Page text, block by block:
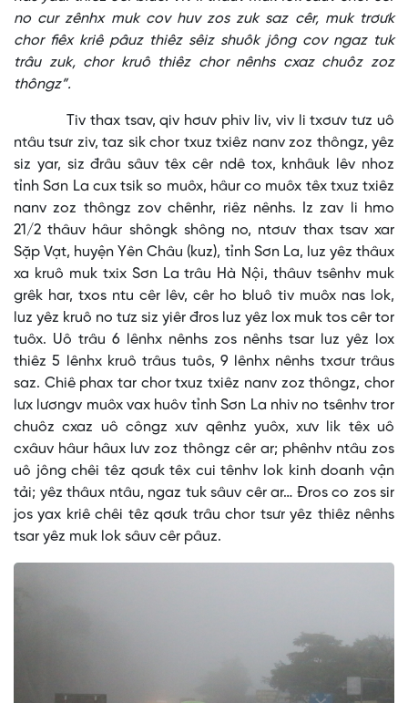
no cur zênhx muk cov huv zos zuk saz cêr, muk trơưk
chor fiêx kriê pâuz thiêz sêiz shuôk jông cov ngaz tuk
trâu zuk, chor kruô thiêz chor nênhs cxaz chuôz zoz
thôngz”.
Tiv thax tsav, qiv hơưv phiv liv, viv li txơưv tưz uô
ntâu tsưr ziv, taz sik chor txuz txiêz nanv zoz thôngz, yêz
siz yar, siz đrâu sâuv têx cêr ndê tox, knhâuk lêv nhoz
tỉnh Sơn La cux tsik so muôx, hâur co muôx têx txuz txiêz
nanv zoz thôngz zov chênhr, riêz nênhs. Iz zav li hmo
21/2 thâuv hâur shôngk shông no, ntơưv thax tsav xar
Sặp Vạt, huyện Yên Châu (kuz), tỉnh Sơn La, luz yêz thâux
xa kruô muk txix Sơn La trâu Hà Nội, thâuv tsênhv muk
grêk har, txos ntu cêr lêv, cêr ho bluô tiv muôx nas lok,
luz yêz kruô no tưz siz yiêr đros luz yêz lox muk tos cêr tor
tuôx. Uô trâu 6 lênhx nênhs zos nênhs tsar luz yêz lox
thiêz 5 lênhx kruô trâus tuôs, 9 lênhx nênhs txơưr trâus
saz. Chiê phax tar chor txuz txiêz nanv zoz thôngz, chor
lưx lươngv muôx vax huôv tỉnh Sơn La nhiv no tsênhv tror
chuôz cxaz uô côngz xưv qênhz yuôx, xưv lik têx uô
cxâuv hâur hâux lưv zoz thôngz cêr ar; phênhv ntâu zos
uô jông chêi têz qơưk têx cui tênhv lok kinh doanh vận
tải; yêz thâux ntâu, ngaz tuk sâuv cêr ar… Đros co zos sir
jos yax kriê chêi têz qơưk trâu chor tsưr yêz thiêz nênhs
tsar yêz muk lok sâuv cêr pâuz.